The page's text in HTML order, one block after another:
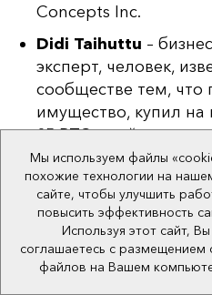
Concepts Inc.
Didi Taihuttu –
эксперт, человек,
сообществе тем, что
имущество, купил на
85 BTC и сейчас
кемпинге, ожидая
бума.
Sally Eaves–
представитель
Council. Принимает
многих разработках
Мы используем файлы
похожие технологии на
сайте, чтобы улучшить
повысить эффективность
Используя этот сайт, Вы
соглашаетесь с размещением
файлов на Вашем